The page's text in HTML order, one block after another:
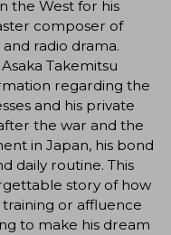
the West for his
composer of
radio drama.
Takemitsu
regarding the
and his private
the war and the
in Japan, his bond
daily routine. This
story of how
or affluence
to make his dream